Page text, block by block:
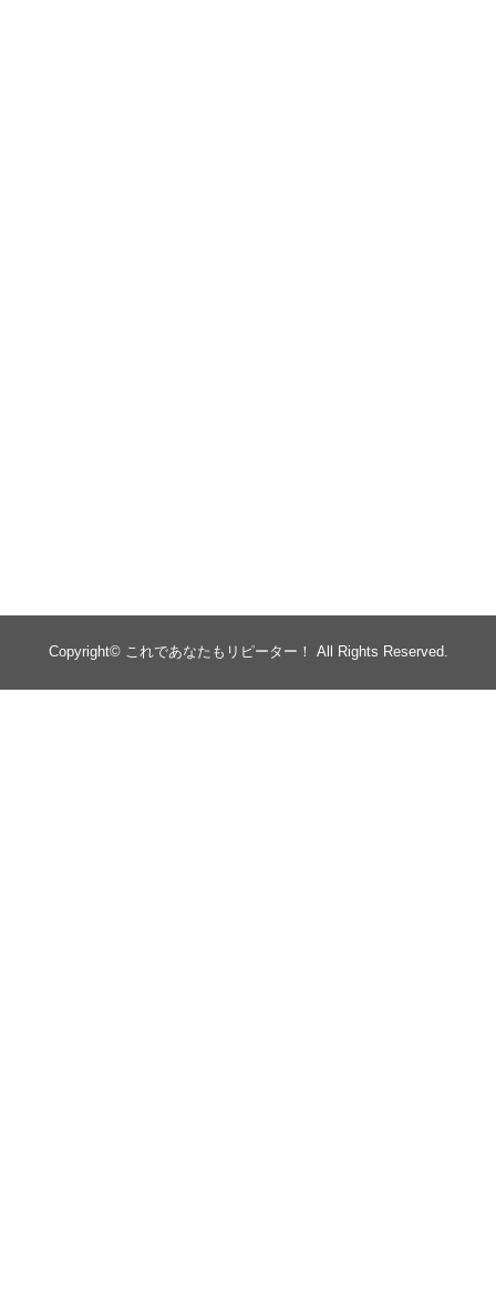
Copyright© これであなたもリピーター！ All Rights Reserved.